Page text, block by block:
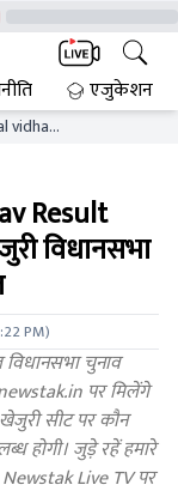
एजुकेशन
vidhan
Result
विधानसभा
PM)
चुनाव
पर मिलेंगे
सीट पर कौन
होगी। जुड़े रहें हमारे
Live TV पर